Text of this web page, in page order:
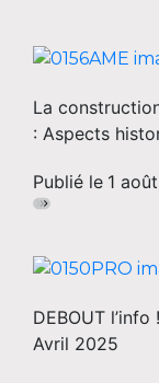
La
: Aspects
Publié le 1
DEBOUT
Avril 2025